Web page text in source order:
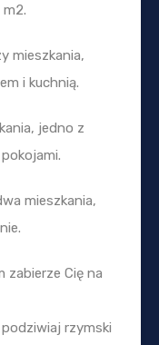
mieszkania,
i kuchnią.
jedno z
mieszkania,
zabierze Cię na
rzymski